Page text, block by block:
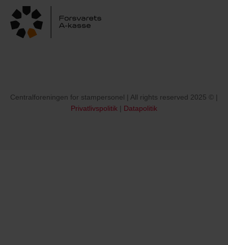
Centralforeningen for stampersonel | All rights reserved 2025 © |
Privatlivspolitik | Datapolitik